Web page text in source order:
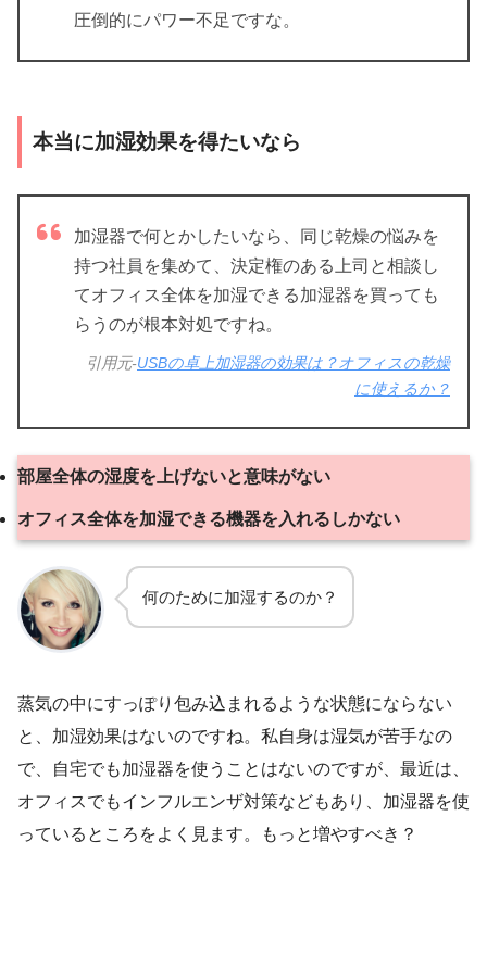
圧倒的にパワー不足ですな。
本当に加湿効果を得たいなら
加湿器で何とかしたいなら、同じ乾燥の悩みを
持つ社員を集めて、決定権のある上司と相談し
てオフィス全体を加湿できる加湿器を買っても
らうのが根本対処ですね。
引用元-USBの卓上加湿器の効果は？オフィスの乾燥
に使えるか？
部屋全体の湿度を上げないと意味がない
オフィス全体を加湿できる機器を入れるしかない
何のために加湿するのか？
蒸気の中にすっぽり包み込まれるような状態にならない
と、加湿効果はないのですね。私自身は湿気が苦手なの
で、自宅でも加湿器を使うことはないのですが、最近は、
オフィスでもインフルエンザ対策などもあり、加湿器を使
っているところをよく見ます。もっと増やすべき？